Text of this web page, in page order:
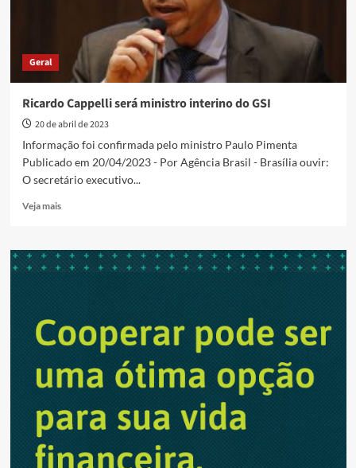
Geral
Ricardo Cappelli será ministro interino do GSI
20 de abril de 2023
Informação foi confirmada pelo ministro Paulo Pimenta
Publicado em 20/04/2023 - Por Agência Brasil - Brasília ouvir:
O secretário executivo...
Veja maisRead
Ricardo
Cappelli
do
GSI